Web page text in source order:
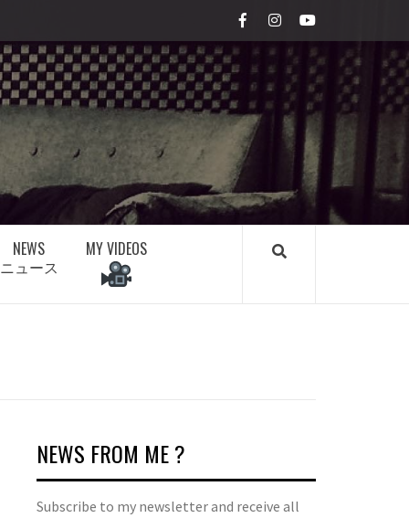
FacebookInstagram
youtube
NEWS
ニュース
MY VIDEOS
NEWS FROM ME ?
Subscribe to my newsletter and receive all